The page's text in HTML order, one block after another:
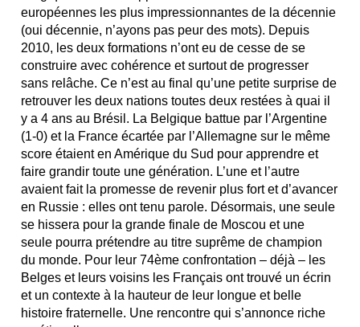
européennes les plus impressionnantes de la décennie
(oui décennie, n’ayons pas peur des mots). Depuis
2010, les deux formations n’ont eu de cesse de se
construire avec cohérence et surtout de progresser
sans relâche. Ce n’est au final qu’une petite surprise de
retrouver les deux nations toutes deux restées à quai il
y a 4 ans au Brésil. La Belgique battue par l’Argentine
(1-0) et la France écartée par l’Allemagne sur le même
score étaient en Amérique du Sud pour apprendre et
faire grandir toute une génération. L’une et l’autre
avaient fait la promesse de revenir plus fort et d’avancer
en Russie : elles ont tenu parole. Désormais, une seule
se hissera pour la grande finale de Moscou et une
seule pourra prétendre au titre suprême de champion
du monde. Pour leur 74ème confrontation – déjà – les
Belges et leurs voisins les Français ont trouvé un écrin
et un contexte à la hauteur de leur longue et belle
histoire fraternelle. Une rencontre qui s’annonce riche